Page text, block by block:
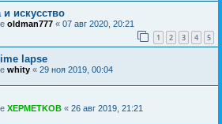
искусство
oldman777 « 07 авг 2020, 20:21
1 2 3 4 5
lapse
whity « 29 ноя 2019, 00:04
XEPMETKOB « 26 авг 2019, 21:21